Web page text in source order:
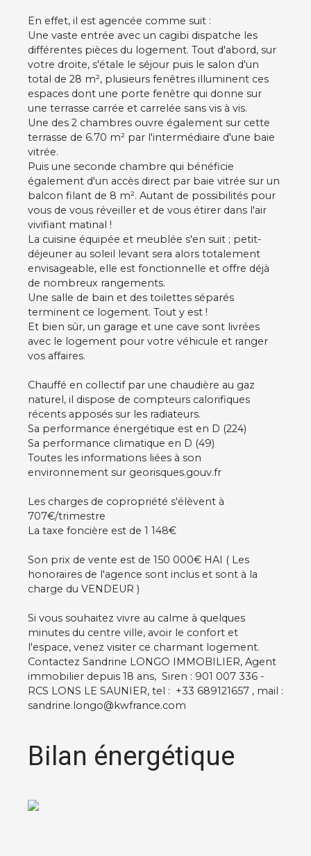
En effet, il est agencée comme suit :
Une vaste entrée avec un cagibi dispatche les
différentes pièces du logement. Tout d'abord, sur
votre droite, s'étale le séjour puis le salon d'un
total de 28 m², plusieurs fenêtres illuminent ces
espaces dont une porte fenêtre qui donne sur
une terrasse carrée et carrelée sans vis à vis.
Une des 2 chambres ouvre également sur cette
terrasse de 6.70 m² par l'intermédiaire d'une baie
vitrée.
Puis une seconde chambre qui bénéficie
également d'un accès direct par baie vitrée sur un
balcon filant de 8 m². Autant de possibilités pour
vous de vous réveiller et de vous étirer dans l'air
vivifiant matinal !
La cuisine équipée et meublée s'en suit ; petit-
déjeuner au soleil levant sera alors totalement
envisageable, elle est fonctionnelle et offre déjà
de nombreux rangements.
Une salle de bain et des toilettes séparés
terminent ce logement. Tout y est !
Et bien sûr, un garage et une cave sont livrées
avec le logement pour votre véhicule et ranger
vos affaires.
Chauffé en collectif par une chaudière au gaz
naturel, il dispose de compteurs calorifiques
récents apposés sur les radiateurs.
Sa performance énergétique est en D (224)
Sa performance climatique en D (49)
Toutes les informations liées à son
environnement sur georisques.gouv.fr
Les charges de copropriété s'élèvent à
707€/trimestre
La taxe foncière est de 1 148€
Son prix de vente est de 150 000€ HAI ( Les
honoraires de l'agence sont inclus et sont à la
charge du VENDEUR )
Si vous souhaitez vivre au calme à quelques
minutes du centre ville, avoir le confort et
l'espace, venez visiter ce charmant logement.
Contactez Sandrine LONGO IMMOBILIER, Agent
immobilier depuis 18 ans, Siren : 901 007 336 -
RCS LONS LE SAUNIER, tel : +33 689121657 , mail :
sandrine.longo@kwfrance.com
Bilan énergétique